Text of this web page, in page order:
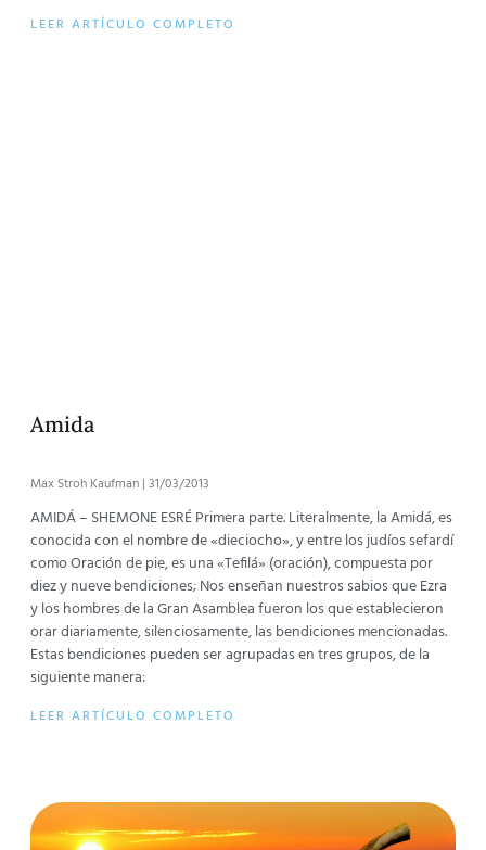
LEER ARTÍCULO COMPLETO
Amida
Max Stroh Kaufman 31/03/2013
AMIDÁ – SHEMONE ESRÉ Primera parte. Literalmente, la Amidá, es
conocida con el nombre de «dieciocho», y entre los judíos sefardí
como Oración de pie, es una «Tefilá» (oración), compuesta por
diez y nueve bendiciones; Nos enseñan nuestros sabios que Ezra
y los hombres de la Gran Asamblea fueron los que establecieron
orar diariamente, silenciosamente, las bendiciones mencionadas.
Estas bendiciones pueden ser agrupadas en tres grupos, de la
siguiente manera:
LEER ARTÍCULO COMPLETO